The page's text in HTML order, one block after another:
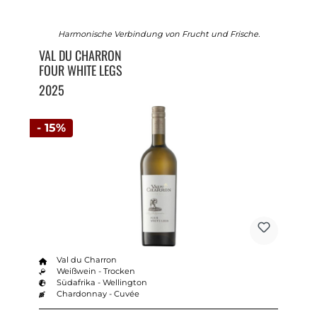
- 15%
Harmonische Verbindung von Frucht und Frische.
VAL DU CHARRON
FOUR WHITE LEGS
2025
Val du Charron
Weißwein - Trocken
Südafrika - Wellington
Chardonnay - Cuvée